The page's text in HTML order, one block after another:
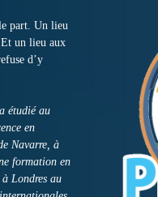
part. Un lieu
Et un lieu aux
d’y
étudié au
en
Navarre, à
formation en
Londres au